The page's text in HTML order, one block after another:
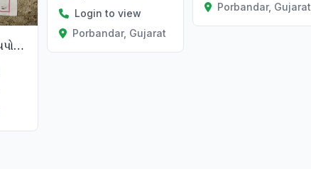
ધોરણ નવ સ્વાધ્યાયપોથી હિન્દી છે
Login to view
Porbandar, Gujarat
Porbandar, Gujarat